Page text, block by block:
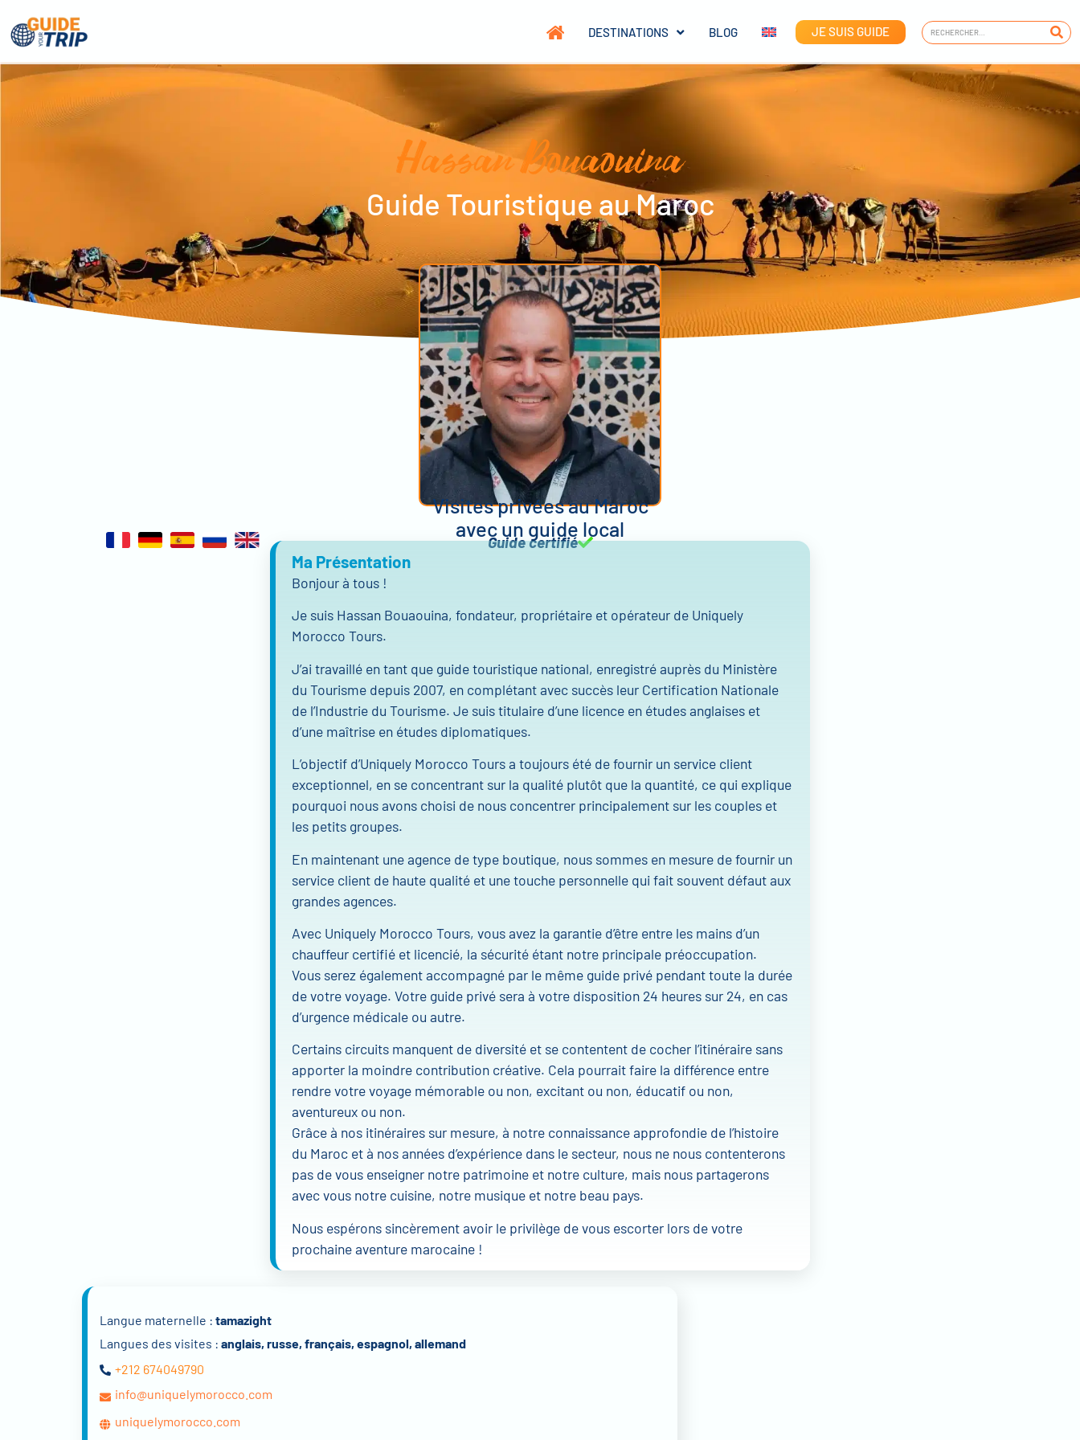
DESTINATIONS BLOG JE SUIS GUIDE
Hassan Bouaouina
Guide Touristique au Maroc
Visites privées au Maroc
avec un guide local
Guide certifié
Ma Présentation
Bonjour à tous !
Je suis Hassan Bouaouina, fondateur, propriétaire et opérateur de Uniquely
Morocco Tours.
J’ai travaillé en tant que guide touristique national, enregistré auprès du Ministère
du Tourisme depuis 2007, en complétant avec succès leur Certification Nationale
de l’Industrie du Tourisme. Je suis titulaire d’une licence en études anglaises et
d’une maîtrise en études diplomatiques.
L’objectif d’Uniquely Morocco Tours a toujours été de fournir un service client
exceptionnel, en se concentrant sur la qualité plutôt que la quantité, ce qui explique
pourquoi nous avons choisi de nous concentrer principalement sur les couples et
les petits groupes.
En maintenant une agence de type boutique, nous sommes en mesure de fournir un
service client de haute qualité et une touche personnelle qui fait souvent défaut aux
grandes agences.
Avec Uniquely Morocco Tours, vous avez la garantie d’être entre les mains d’un
chauffeur certifié et licencié, la sécurité étant notre principale préoccupation.
Vous serez également accompagné par le même guide privé pendant toute la durée
de votre voyage. Votre guide privé sera à votre disposition 24 heures sur 24, en cas
d’urgence médicale ou autre.
Certains circuits manquent de diversité et se contentent de cocher l’itinéraire sans
apporter la moindre contribution créative. Cela pourrait faire la différence entre
rendre votre voyage mémorable ou non, excitant ou non, éducatif ou non,
aventureux ou non.
Grâce à nos itinéraires sur mesure, à notre connaissance approfondie de l’histoire
du Maroc et à nos années d’expérience dans le secteur, nous ne nous contenterons
pas de vous enseigner notre patrimoine et notre culture, mais nous partagerons
avec vous notre cuisine, notre musique et notre beau pays.
Nous espérons sincèrement avoir le privilège de vous escorter lors de votre
prochaine aventure marocaine !
Langue maternelle : tamazight
Langues des visites : anglais, russe, français, espagnol, allemand
+212 674049790
info@uniquelymorocco.com
uniquelymorocco.com